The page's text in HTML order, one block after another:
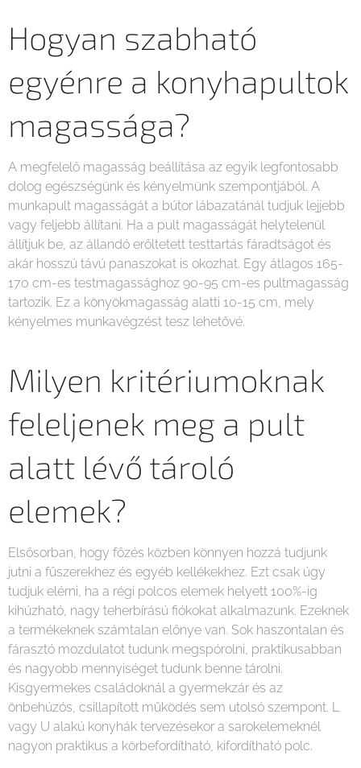
Hogyan szabható
egyénre a konyhapultok
magassága?
A megfelelő magasság beállítása az egyik legfontosabb
dolog egészségünk és kényelmünk szempontjából. A
munkapult magasságát a bútor lábazatánál tudjuk lejjebb
vagy feljebb állítani. Ha a pult magasságát helytelenül
állítjuk be, az állandó erőltetett testtartás fáradtságot és
akár hosszú távú panaszokat is okozhat. Egy átlagos 165-
170 cm-es testmagassághoz 90-95 cm-es pultmagasság
tartozik. Ez a könyökmagasság alatti 10-15 cm, mely
kényelmes munkavégzést tesz lehetővé.
Milyen kritériumoknak
feleljenek meg a pult
alatt lévő tároló
elemek?
Elsősorban, hogy főzés közben könnyen hozzá tudjunk
jutni a fűszerekhez és egyéb kellékekhez. Ezt csak úgy
tudjuk elérni, ha a régi polcos elemek helyett 100%-ig
kihúzható, nagy teherbírású fiókokat alkalmazunk. Ezeknek
a termékeknek számtalan előnye van. Sok haszontalan és
fárasztó mozdulatot tudunk megspórolni, praktikusabban
és nagyobb mennyiséget tudunk benne tárolni.
Kisgyermekes családoknál a gyermekzár és az
önbehúzós, csillapított működés sem utolsó szempont. L
vagy U alakú konyhák tervezésekor a sarokelemeknél
nagyon praktikus a körbefordítható, kifordítható polc.